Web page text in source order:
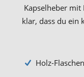
Kapselheber
klar, dass du ein
Holz-